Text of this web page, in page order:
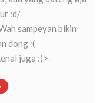
:d/
sampeyan bikin
dong :(
juga :)>-